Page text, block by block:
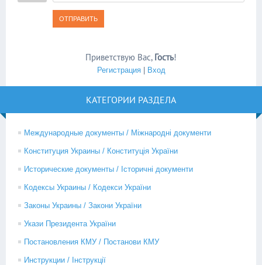
ОТПРАВИТЬ
Приветствую Вас, Гость!
Регистрация| Вход
КАТЕГОРИИ РАЗДЕЛА
Международные документы / Міжнародні документи
Конституция Украины / Конституція України
Исторические документы / Історичні документи
Кодексы Украины / Кодекси України
Законы Украины / Закони України
Укази Президента України
Постановления КМУ / Постанови КМУ
Инструкции / Інструкції